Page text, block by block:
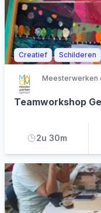
Creatief Schilderen
Meesterwerken
Teamworkshop
2u 30m